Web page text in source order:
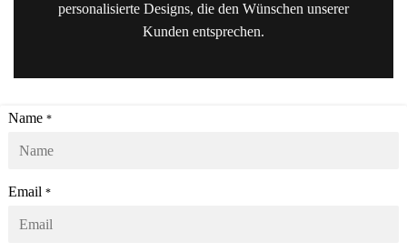
personalisierte Designs, die den Wünschen unserer
Kunden entsprechen.
Name *
Email *